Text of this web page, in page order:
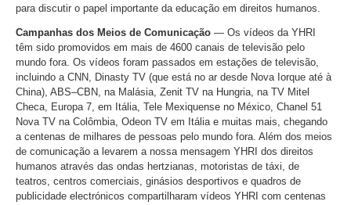
para discutir o papel importante da educação em direitos humanos.
Campanhas dos Meios de Comunicação — Os vídeos da YHRI
têm sido promovidos em mais de 4600 canais de televisão pelo
mundo fora. Os vídeos foram passados em estações de televisão,
incluindo a CNN, Dinasty TV (que está no ar desde Nova Iorque até à
China), ABS–CBN, na Malásia, Zenit TV na Hungria, na TV Mitel
Checa, Europa 7, em Itália, Tele Mexiquense no México, Chanel 51
Nova TV na Colômbia, Odeon TV em Itália e muitas mais, chegando
a centenas de milhares de pessoas pelo mundo fora. Além dos meios
de comunicação a levarem a nossa mensagem YHRI dos direitos
humanos através das ondas hertzianas, motoristas de táxi, de
teatros, centros comerciais, ginásios desportivos e quadros de
publicidade electrónicos compartilharam vídeos YHRI com centenas